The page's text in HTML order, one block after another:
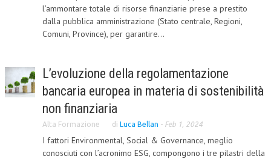
REDAZIONE
PEER REVIEW
AUTORI
COLLABORA CON NOI
ECONOMIA
CORPORATE SOCIAL RESPONSIBILITY
l’ammontare totale di risorse finanziarie prese a prestito
dalla pubblica amministrazione (Stato centrale, Regioni,
Comuni, Province), per garantire...
L’evoluzione della regolamentazione
bancaria europea in materia di sostenibilità
non finanziaria
Alta Formazione di Luca Bellan - Feb 1, 2024
I fattori Environmental, Social & Governance, meglio
conosciuti con l’acronimo ESG, compongono i tre pilastri della